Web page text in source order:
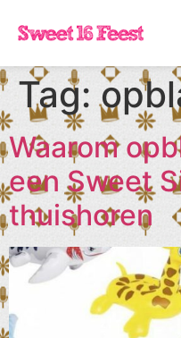
Tag:
Waarom
een Sweet
thuishoren